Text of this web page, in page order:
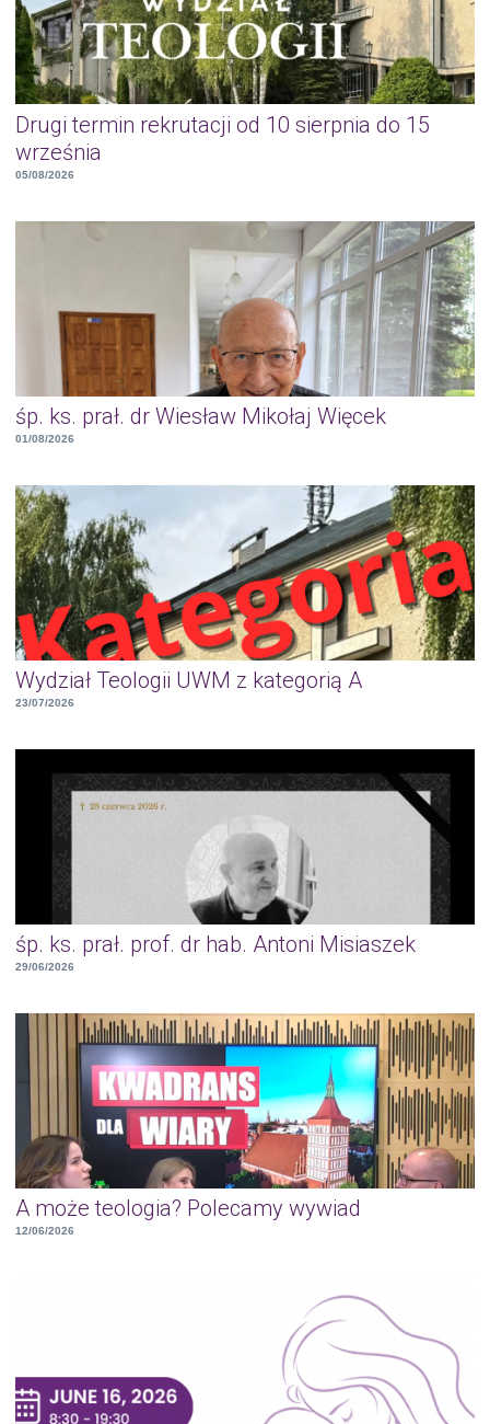
Drugi termin rekrutacji od 10 sierpnia do 15
września
05/08/2026
śp. ks. prał. dr Wiesław Mikołaj Więcek
01/08/2026
Wydział Teologii UWM z kategorią A
23/07/2026
śp. ks. prał. prof. dr hab. Antoni Misiaszek
29/06/2026
A może teologia? Polecamy wywiad
12/06/2026